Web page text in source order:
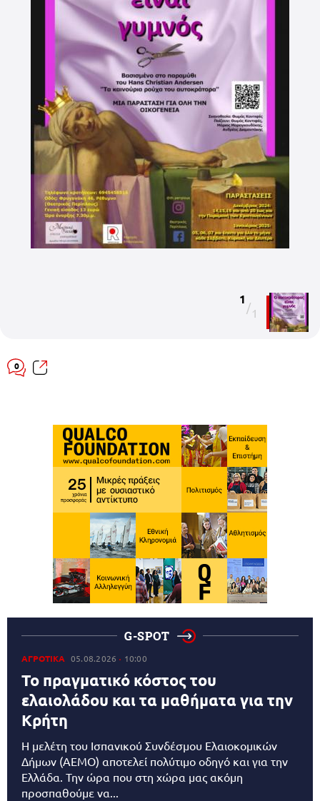
1
/1
0
G-SPOT
ΑΓΡΟΤΙΚΑ 05.08.2026 10:00
Το πραγματικό κόστος του
ελαιολάδου και τα μαθήματα για την
Κρήτη
Η μελέτη του Ισπανικού Συνδέσμου Ελαιοκομικών
Δήμων (AEMO) αποτελεί πολύτιμο οδηγό και για την
Ελλάδα. Την ώρα που στη χώρα μας ακόμη
προσπαθούμε να...